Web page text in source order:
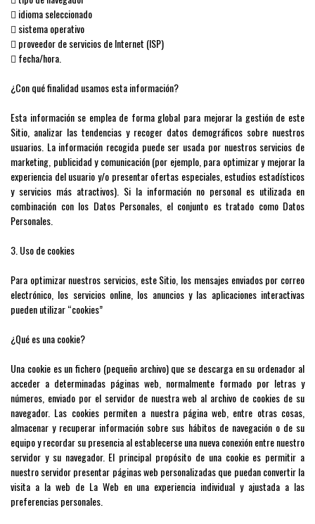
 idioma seleccionado
 sistema operativo
 proveedor de servicios de Internet (ISP)
 fecha/hora.
¿Con qué finalidad usamos esta información?
Esta información se emplea de forma global para mejorar la gestión de este
Sitio, analizar las tendencias y recoger datos demográficos sobre nuestros
usuarios. La información recogida puede ser usada por nuestros servicios de
marketing, publicidad y comunicación (por ejemplo, para optimizar y mejorar la
experiencia del usuario y/o presentar ofertas especiales, estudios estadísticos
y servicios más atractivos). Si la información no personal es utilizada en
combinación con los Datos Personales, el conjunto es tratado como Datos
Personales.
3. Uso de cookies
Para optimizar nuestros servicios, este Sitio, los mensajes enviados por correo
electrónico, los servicios online, los anuncios y las aplicaciones interactivas
pueden utilizar “cookies”
¿Qué es una cookie?
Una cookie es un fichero (pequeño archivo) que se descarga en su ordenador al
acceder a determinadas páginas web, normalmente formado por letras y
números, enviado por el servidor de nuestra web al archivo de cookies de su
navegador. Las cookies permiten a nuestra página web, entre otras cosas,
almacenar y recuperar información sobre sus hábitos de navegación o de su
equipo y recordar su presencia al establecerse una nueva conexión entre nuestro
servidor y su navegador. El principal propósito de una cookie es permitir a
nuestro servidor presentar páginas web personalizadas que puedan convertir la
visita a la web de La Web en una experiencia individual y ajustada a las
preferencias personales.